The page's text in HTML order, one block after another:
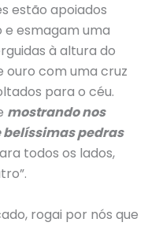
estão apoiados
esmagam uma
à altura do
ouro com uma cruz
para o céu.
mostrando nos
belíssimas pedras
todos os lados,
rogai por nós que